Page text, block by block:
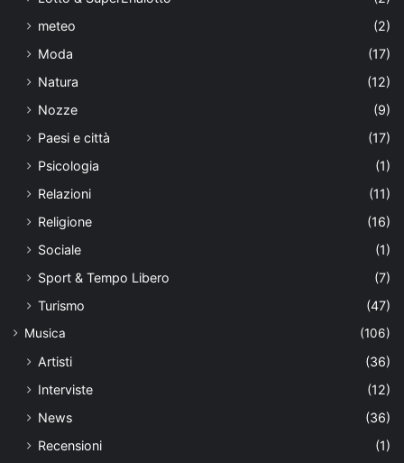
meteo
(2)
Moda
(17)
Natura
(12)
Nozze
(9)
Paesi e città
(17)
Psicologia
(1)
Relazioni
(11)
Religione
(16)
Sociale
(1)
Sport & Tempo Libero
(7)
Turismo
(47)
Musica (106)
Artisti
(36)
Interviste
(12)
News
(36)
Recensioni
(1)